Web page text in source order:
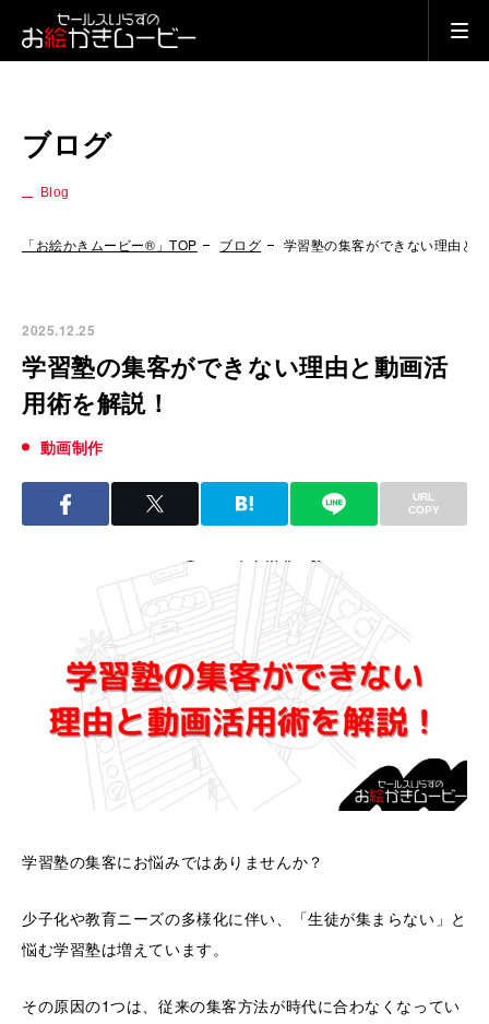
ブログ
Blog
「お絵かきムービー®」TOP ブログ 学習塾の集客ができない理由と
2025.12.25
学習塾の集客ができない理由と動画活
用術を解説！
動画制作
URL
COPY
学習塾の集客にお悩みではありませんか？
少子化や教育ニーズの多様化に伴い、「生徒が集まらない」と
悩む学習塾は増えています。
その原因の1つは、従来の集客方法が時代に合わなくなってい